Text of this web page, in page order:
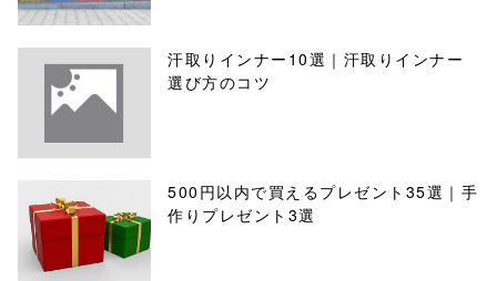
汗取りインナー10選｜汗取りインナー
選び方のコツ
500円以内で買えるプレゼント35選｜手
作りプレゼント3選